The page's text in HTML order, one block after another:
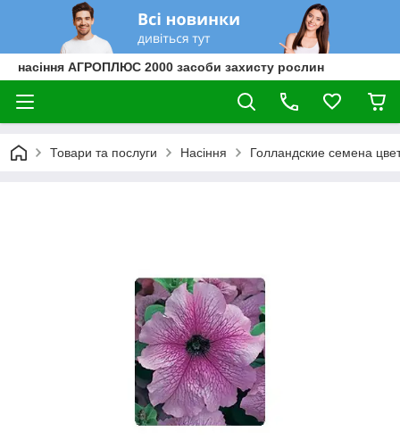
насіння АГРОПЛЮС 2000 засоби захисту рослин
Товари та послуги Насіння Голландские семена